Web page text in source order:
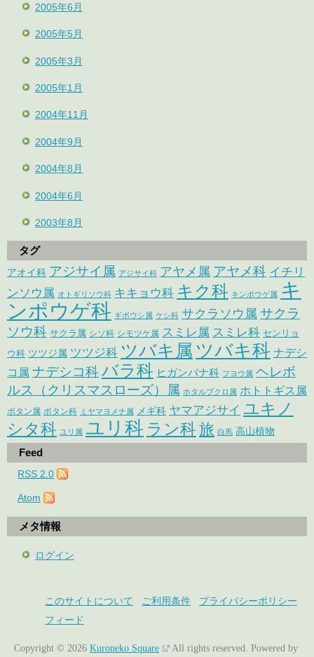
2005年6月
2005年5月
2005年3月
2005年1月
2004年11月
2004年9月
2004年8月
2004年6月
2003年8月
タグ
アオイ科 アジサイ属 アジサイ科 アヤメ属 アヤメ科 イチリ
ンソウ属 オトギリソウ科 キキョウ科 キク科 キンポウゲ属 キ
ンポウゲ科 ギボウシ属 ケシ科 サクラソウ属 サクラ
ソウ科 サクラ属 シソ科 シモツケ属 スミレ属 スミレ科 センリョ
ウ科 ツツジ属 ツツジ科 ツバキ属 ツバキ科 ナデシ
コ属 ナデシコ科バラ科 ヒガンバナ科 フヨウ属 ヘレボ
ルス（クリスマスローズ）属 ホタルブクロ属 ホトトギス属
ボタン属 ボタン科 ミヤマヨメナ属 メギ科 ヤマアジサイ ユキノ
シタ科 ユリ属 ユリ科 ラン科旅 白馬 高山植物
Feed
RSS 2.0
Atom
メタ情報
ログイン
このサイトについて ご利用条件
プライバシーポリシー
フィード
Copyright © 2026 Kuroneko Square All rights reserved. Powered by